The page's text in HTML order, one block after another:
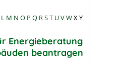
L M N O P Q RST UVWXY
Energieberatung
beantragen